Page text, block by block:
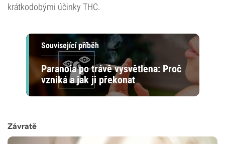
krátkodobými účinky THC.
Související příběh
Paranoia po trávě vysvětlena: Proč
vzniká a jak ji překonat
Závratě